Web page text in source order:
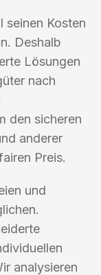
seinen Kosten
Deshalb
Lösungen
nach
den sicheren
anderer
Preis.
und
analysieren